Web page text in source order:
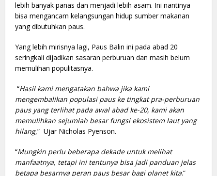
lebih banyak panas dan menjadi lebih asam. Ini nantinya
bisa mengancam kelangsungan hidup sumber makanan
yang dibutuhkan paus.
Yang lebih mirisnya lagi, Paus Balin ini pada abad 20
seringkali dijadikan sasaran perburuan dan masih belum
memulihan populitasnya.
“Hasil kami mengatakan bahwa jika kami
mengembalikan populasi paus ke tingkat pra-perburuan
paus yang terlihat pada awal abad ke-20, kami akan
memulihkan sejumlah besar fungsi ekosistem laut yang
hilang,” Ujar Nicholas Pyenson.
“Mungkin perlu beberapa dekade untuk melihat
manfaatnya, tetapi ini tentunya bisa jadi panduan jelas
betapa besarnya peran paus besar bagi planet kita.”